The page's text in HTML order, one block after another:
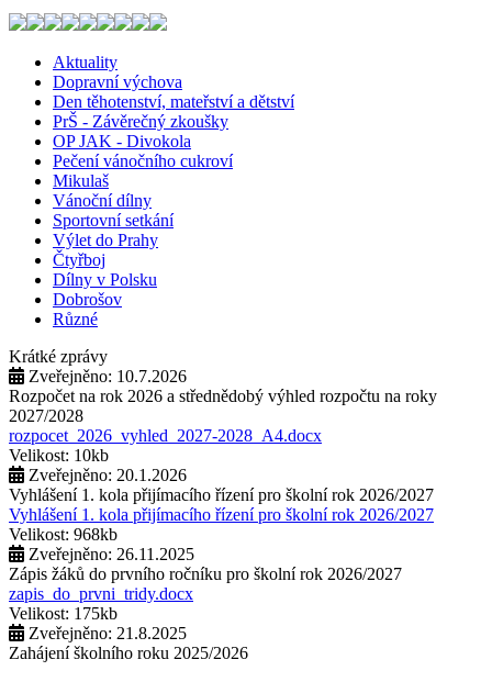
Aktuality
Dopravní výchova
Den těhotenství, mateřství a dětství
PrŠ - Závěrečný zkoušky
OP JAK - Divokola
Pečení vánočního cukroví
Mikulaš
Vánoční dílny
Sportovní setkání
Výlet do Prahy
Čtyřboj
Dílny v Polsku
Dobrošov
Různé
Krátké zprávy
Zveřejněno: 10.7.2026
Rozpočet na rok 2026 a střednědobý výhled rozpočtu na roky
2027/2028
rozpocet_2026_vyhled_2027-2028_A4.docx
Velikost: 10kb
Zveřejněno: 20.1.2026
Vyhlášení 1. kola přijímacího řízení pro školní rok 2026/2027
Vyhlášení 1. kola přijímacího řízení pro školní rok 2026/2027
Velikost: 968kb
Zveřejněno: 26.11.2025
Zápis žáků do prvního ročníku pro školní rok 2026/2027
zapis_do_prvni_tridy.docx
Velikost: 175kb
Zveřejněno: 21.8.2025
Zahájení školního roku 2025/2026